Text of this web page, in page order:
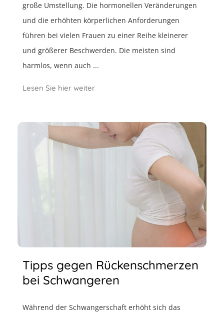
große Umstellung. Die hormonellen Veränderungen
und die erhöhten körperlichen Anforderungen
führen bei vielen Frauen zu einer Reihe kleinerer
und größerer Beschwerden. Die meisten sind
harmlos, wenn auch ...
Lesen Sie hier weiter
Tipps gegen Rückenschmerzen
bei Schwangeren
Während der Schwangerschaft erhöht sich das